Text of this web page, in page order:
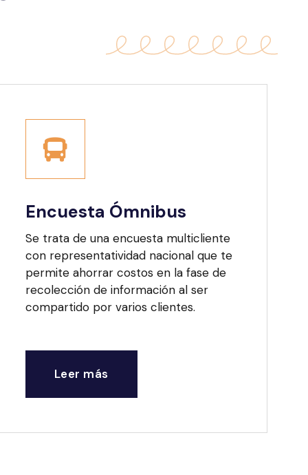
Encuesta Ómnibus
Se trata de una encuesta multicliente
con representatividad nacional que te
permite ahorrar costos en la fase de
recolección de información al ser
compartido por varios clientes.
Leer más